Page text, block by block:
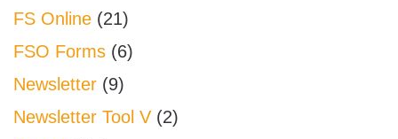
FS Online (21)
FSO Forms (6)
Newsletter (9)
Newsletter Tool V (2)